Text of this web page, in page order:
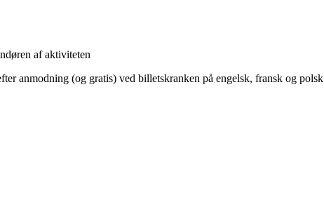
af aktiviteten
anmodning (og gratis) ved billetskranken på engelsk, fransk og polsk